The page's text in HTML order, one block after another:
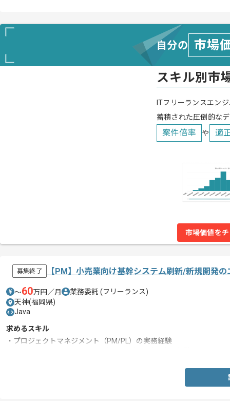
自分の 市場
スキル別市
ITフリーランスエン
蓄積された圧倒的な
案件倍率 や 適
市場価値を
募集終了 【PM】小売業向け基幹システム刷新/新規開発
〜60万円／月 業務委託 (フリーランス)
天神(福岡県)
Java
求めるスキル
・プロジェクトマネジメント（PM/PL）の実務経験